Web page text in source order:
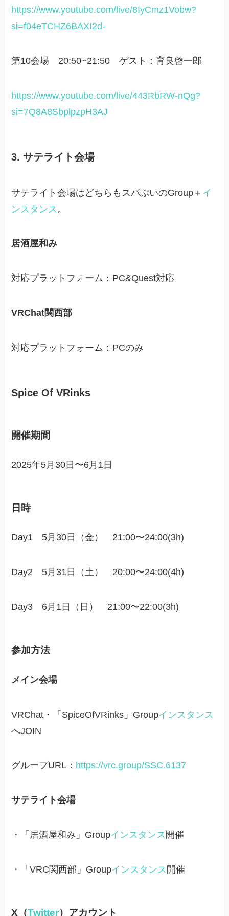
https://www.youtube.com/live/8IyCmz1Vobw?
si=f04eTCHZ6BAXI2d-
第10会場 20:50~21:50 ゲスト：育良啓一郎
https://www.youtube.com/live/443RbRW-nQg?
si=7Q8A8SbplpzpH3AJ
3. サテライト会場
サテライト会場はどちらもスパぶいのGroup＋ イ
ンスタンス 。
居酒屋和み
対応プラットフォーム：PC&Quest対応
VRChat関西部
対応プラットフォーム：PCのみ
Spice Of VRinks
開催期間
2025年5月30日〜6月1日
日時
Day1 5月30日（金） 21:00〜24:00(3h)
Day2 5月31日（土） 20:00〜24:00(4h)
Day3 6月1日（日） 21:00〜22:00(3h)
参加方法
メイン会場
VRChat・「SpiceOfVRinks」Groupインスタンス
へJOIN
グループURL： https://vrc.group/SSC.6137
サテライト会場
・「居酒屋和み」Groupインスタンス 開催
・「VRC関西部」Groupインスタンス 開催
X（Twitter）アカウント